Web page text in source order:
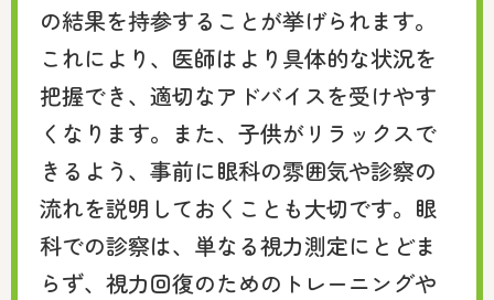
の結果を持参することが挙げられます。
これにより、医師はより具体的な状況を
把握でき、適切なアドバイスを受けやす
くなります。また、子供がリラックスで
きるよう、事前に眼科の雰囲気や診察の
流れを説明しておくことも大切です。眼
科での診察は、単なる視力測定にとどま
らず、視力回復のためのトレーニングや